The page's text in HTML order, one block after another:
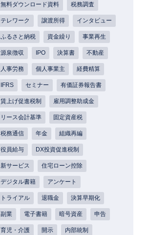
無料ダウンロード資料 税務調査
テレワーク 譲渡所得 インタビュー
ふるさと納税 資金繰り 事業再生
源泉徴収 IPO 決算書 不動産
人事労務 個人事業主 経費精算
IFRS セミナー 有価証券報告書
賃上げ促進税制 雇用調整助成金
リース会計基準 固定資産税
税務通信 年金 組織再編
役員給与 DX投資促進税制
新サービス 住宅ローン控除
デジタル書籍 アンケート
トライアル 退職金 決算早期化
副業 電子書籍 暗号資産 申告
育児・介護 開示 内部統制